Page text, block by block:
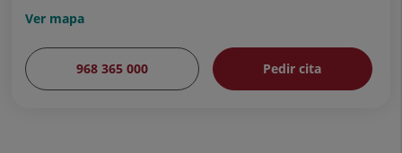
Ver mapa
968 365 000 Pedir cita